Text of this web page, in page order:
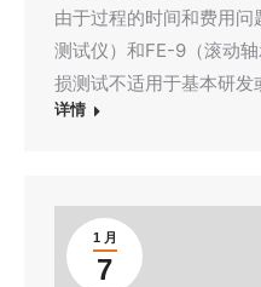
由于过程的时间和费用
测试仪）和FE-9（滚动
损测试不适用于基本研发
详情
1 月
7